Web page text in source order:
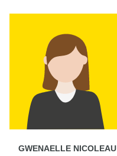
GWENAELLE NICOLEAU